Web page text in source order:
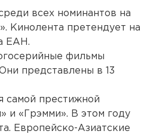
всех номинантов на
Кинолента претендует на
ЕАН.
фильмы
представлены в 13
самой престижной
и «Грэмми». В этом году
Европейско-Азиатские